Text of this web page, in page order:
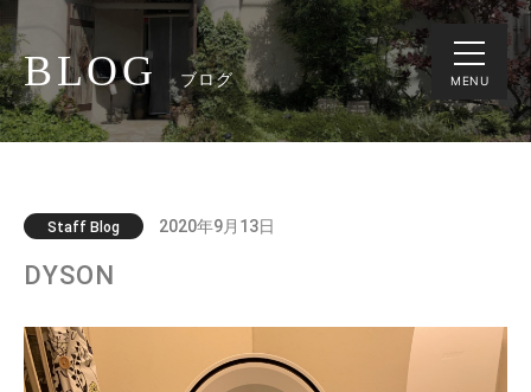
MENU
BLOG ブログ
Staff Blog 2020年9月13日
DYSON